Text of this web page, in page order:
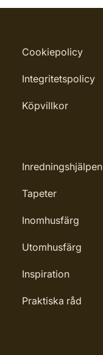
Cookiepolicy
Integritetspolicy
Köpvillkor
Inredningshjälpen
Tapeter
Inomhusfärg
Utomhusfärg
Inspiration
Praktiska råd